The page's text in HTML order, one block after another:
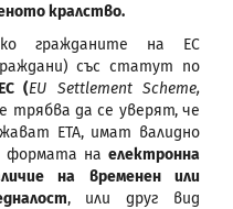
кралство.
гражданите на ЕС
със статут по
(EU Settlement Scheme,
трябва да се уверят, че
ETA, имат валидно
формата на електронна
на временен или
, или друг вид